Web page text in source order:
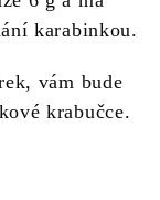
karabinkou.
vám bude
krabučce.